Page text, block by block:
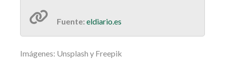
Fuente: eldiario.es
Imágenes: Unsplash y Freepik